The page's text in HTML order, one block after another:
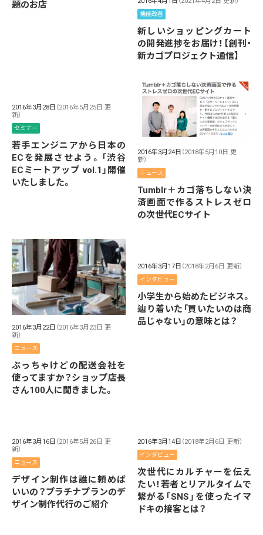
題のお店
機能改善
新しいショッピングカート
の開発進捗をお届け！【創刊・
新カゴプロジェクト通信】
2016年3月28日 （2016年5月25日 更
新）
セミナー
若手エンジニアから日本の
ECを発展させよう。「渋谷
ECミートアップ vol.1」開催
いたしました。
2016年3月24日 （2018年5月10日 更
新）
ニュース
Tumblr＋カゴ落ちしない決
済画面で作るストレスゼロ
の次世代ECサイト
2016年3月22日 （2016年3月23日 更
新）
ニュース
ぶっちゃけどの配送会社を
使ってますか？ショップ店長
さん100人に聞きました。
2016年3月17日 （2018年2月6日 更新）
インタビュー
小学生から始めたビジネス。
辿り着いた「買いたいのは商
品じゃない」の意味とは？
2016年3月16日 （2016年5月26日 更
新）
ニュース
デザイン制作は誰に頼めば
いいの？プラチナプランのデ
ザイン制作代行のご紹介
2016年3月14日 （2018年2月6日 更新）
インタビュー
次世代にカルチャーを伝え
たい！若者とリアルタイムで
繋がる「SNS」を使ったイマ
ドキの接客とは？